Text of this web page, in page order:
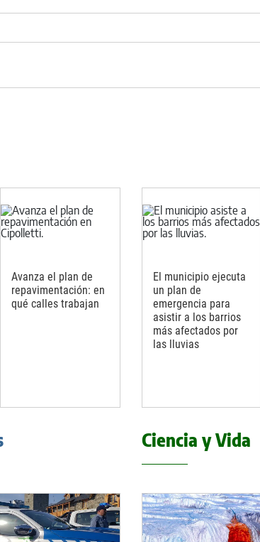
Avanza el plan de
repavimentación: en
qué calles trabajan
El municipio ejecuta
un plan de
emergencia para
asistir a los barrios
más afectados por
las lluvias
Ciencia y Vida